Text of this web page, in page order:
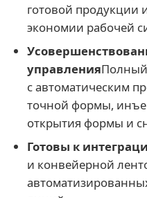
готовой продукции
экономии рабочей
управления
с автоматическим
точной формы,
открытия формы и
Готовы к
и конвейерной